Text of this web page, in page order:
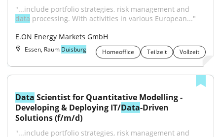
data processing. With activities in various European..."
E.ON Energy Markets GmbH
Essen, Raum Duisburg Homeoffice Teilzeit Vollzeit
Data Scientist for Quantitative Modelling -
Developing & Deploying IT/Data-Driven
Solutions (f/m/d)